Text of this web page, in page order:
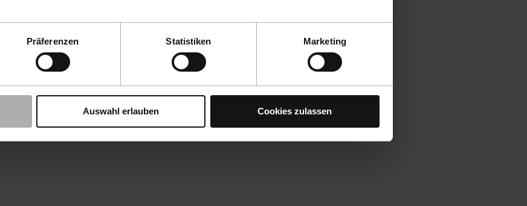
Präferenzen Statistiken Marketing
Auswahl erlauben Cookies zulassen